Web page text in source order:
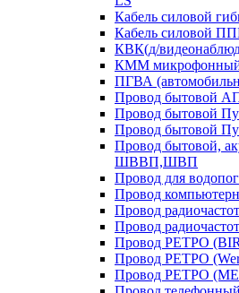
Кабель силовой
Кабель силовой
КВК(д/
КММ
ПГВА
Провод бытовой
Провод бытовой
Провод бытовой
Провод бытовой,
ШВВП,ШВП
Провод для
Провод
Провод
Провод
Провод РЕТРО
Провод РЕТРО
Провод РЕТРО